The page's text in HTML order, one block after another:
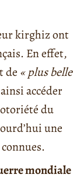
kirghiz ont
En effet,
de « plus belle
accéder
du
une
mondiale